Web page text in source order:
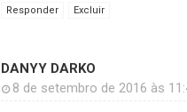
Responder Excluir
DANYY DARKO
8 de setembro de 2016 às